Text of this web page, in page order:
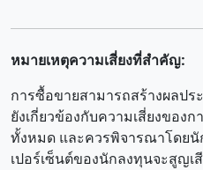
หมายเหตุความเสี่ยงที่สําคัญ:
การซื้อขายสามารถสร้างผลปร
ยังเกี่ยวข้องกับความเสี่ยงของ
ทั้งหมด และควรพิจารณาโดย
เปอร์เซ็นต์ของนักลงทุนจะสูญเ